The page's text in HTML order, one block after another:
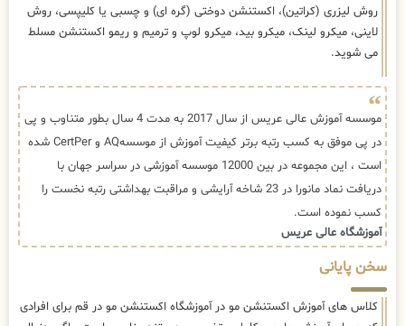
روش لیزری (کراتین)، اکستنشن دوختی (گره ای) و چسبی یا کلیپسی، روش
لاینی، میکرو لینک، میکرو بید، میکرو لوپ و ترمیم و ریمو اکستنشن مسلط
می شوید.
موسسه آموزش عالی عریس از سال 2017 به مدت 4 سال بطور متناوب و پی
در پی موفق به کسب رتبه برتر کیفیت آموزش از موسسهAQ و CertPer شده
است ، این مجموعه در بین 12000 موسسه آموزشی در سراسر جهان با
دریافت نماد مانورا در 23 شاخه آرایشی و مراقبت بهداشتی رتبه نخست را
کسب نموده است.
آموزشگاه عالی عریس
سخن پایانی
کلاس های آموزش اکستنشن مو در آموزشگاه اکستنشن مو در قم برای افرادی